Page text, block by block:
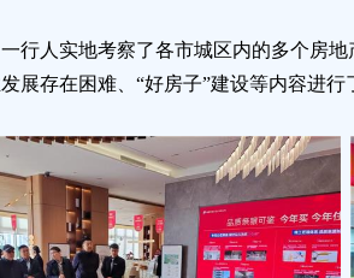
行人实地考察了各市城区内的多个房
展存在困难、“好房子”建设等内容进